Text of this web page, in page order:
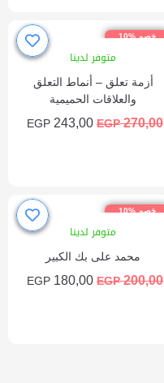
خصم %10
متوفر لدينا
أزمة تعلق – أنماط التعلق
والعلاقات الحميمية
270,00
EGP
243,00
EGP
خصم %10
متوفر لدينا
محمد على بك الكبير
200,00
EGP
180,00
EGP